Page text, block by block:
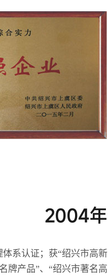
2004年
体系认证；获“绍兴市高新
牌产品”、“绍兴市著名高